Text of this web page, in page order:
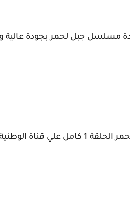
مسلسل جبل لحمر بجودة عالية
قناة الوطنية 1